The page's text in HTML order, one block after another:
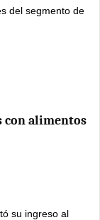
del segmento de
con alimentos
su ingreso al